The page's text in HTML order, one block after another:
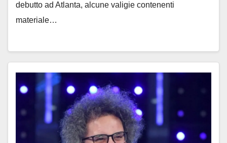
debutto ad Atlanta, alcune valigie contenenti
materiale…